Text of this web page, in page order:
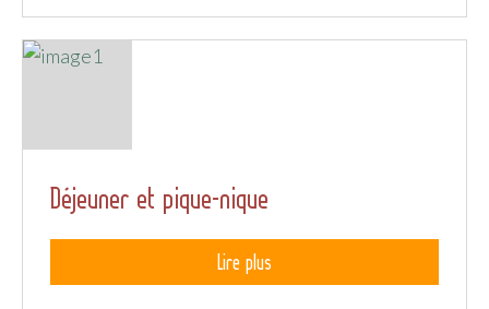
Déjeuner et pique-nique
Lire plus